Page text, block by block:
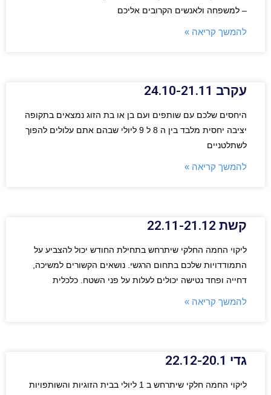
– למשפחה ולאנשים הקרובים אליכם
להמשך קריאה »
עקרב 24.10-21.11
היחסים שלכם עם שותפים ועם בן או בת הזוג נמצאים בתקופה
יציבה יחסית מלבד בין ה 8 ל 9 ליולי שבהם אתם עלולים להפוך
לשתלטניים
להמשך קריאה »
קשת 22.11-21.12
ליקוי החמה החלקי שיתרחש בתחילת החודש יכול להצביע על
התמודדויות שלכם בתחום הרגשי. נושאים הקשורים למשיכה,
דחייה ופחד נטישה יכולים לעלות על פני השטח. כלכלית
להמשך קריאה »
גדי 22.12-20.1
ליקוי החמה חלקי שיתרחש ב 1 ליולי בבית הזוגיות והשותפויות